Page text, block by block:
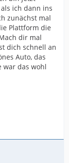
ich dann ins
zunächst mal
Plattform die
dir mal
dich schnell an
Auto, das
war das wohl